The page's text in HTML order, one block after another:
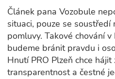
Článek pana Vozobule
situaci, pouze se
pomluvy. Takové chování v
budeme bránit pravdu i
Hnutí PRO Plzeň chce hájit
transparentnost a čestné